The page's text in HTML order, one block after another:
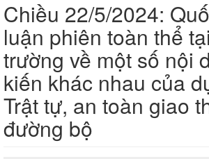
Chiều 22/5/2024:
luận phiên toàn thể
trường về một số nội
kiến khác nhau của
Trật tự, an toàn giao
đường bộ